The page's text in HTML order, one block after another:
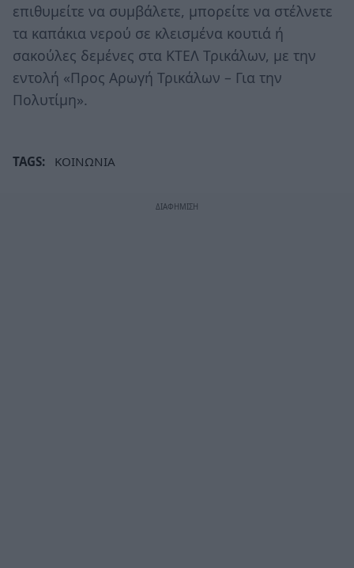
επιθυμείτε να συμβάλετε, μπορείτε να στέλνετε
τα καπάκια νερού σε κλεισμένα κουτιά ή
σακούλες δεμένες στα ΚΤΕΛ Τρικάλων, με την
εντολή «Προς Αρωγή Τρικάλων – Για την
Πολυτίμη».
TAGS: ΚΟΙΝΩΝΙΑ